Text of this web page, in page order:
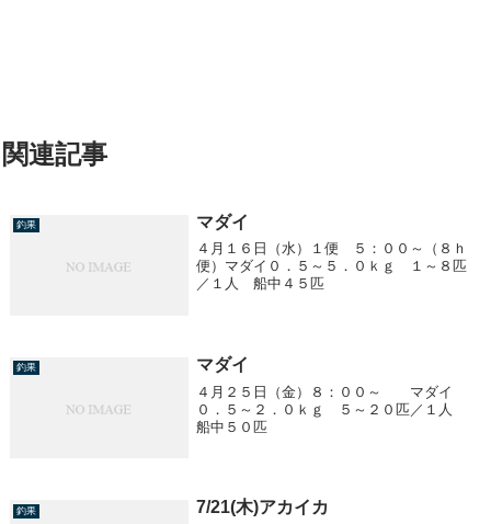
関連記事
釣果 マダイ
４月１６日（水）１便 ５：００～（８ｈ
便）マダイ０．５～５．０ｋｇ １～８匹
／１人 船中４５匹
釣果 マダイ
４月２５日（金）８：００～ マダイ
０．５～２．０ｋｇ ５～２０匹／１人
船中５０匹
釣果 7/21(木)アカイカ